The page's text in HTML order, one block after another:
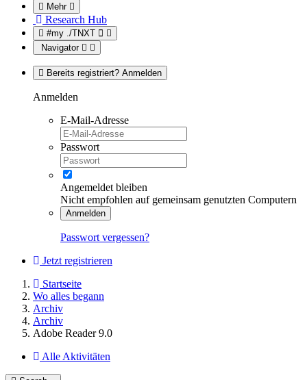
Mehr
Research Hub
#my ./TNXT
Navigator
Bereits registriert? Anmelden
Anmelden
E-Mail-Adresse
Passwort
Angemeldet bleiben
Nicht empfohlen auf gemeinsam genutzten Computern
Anmelden
Passwort vergessen?
Jetzt registrieren
Startseite
Wo alles begann
Archiv
Archiv
Adobe Reader 9.0
Alle Aktivitäten